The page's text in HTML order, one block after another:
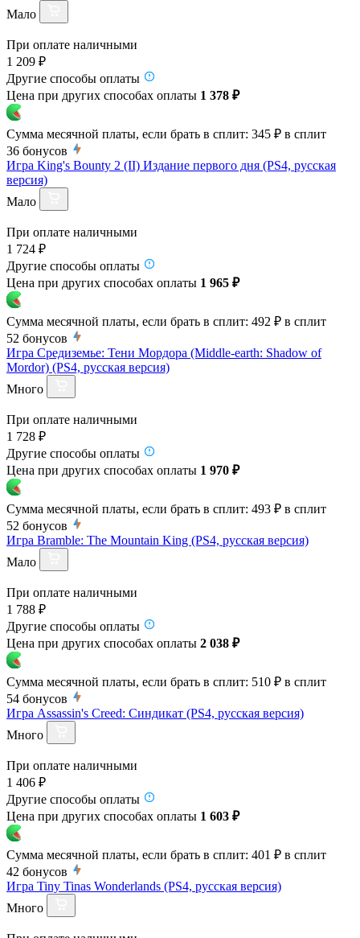
Мало
При оплате наличными
1 209 ₽
Другие способы оплаты
Цена при других способах оплаты 1 378 ₽
Сумма месячной платы, если брать в сплит: 345 ₽ в сплит
36 бонусов
Игра King's Bounty 2 (II) Издание первого дня (PS4, русская
версия)
Мало
При оплате наличными
1 724 ₽
Другие способы оплаты
Цена при других способах оплаты 1 965 ₽
Сумма месячной платы, если брать в сплит: 492 ₽ в сплит
52 бонусов
Игра Средиземье: Тени Мордора (Middle-earth: Shadow of
Mordor) (PS4, русская версия)
Много
При оплате наличными
1 728 ₽
Другие способы оплаты
Цена при других способах оплаты 1 970 ₽
Сумма месячной платы, если брать в сплит: 493 ₽ в сплит
52 бонусов
Игра Bramble: The Mountain King (PS4, русская версия)
Мало
При оплате наличными
1 788 ₽
Другие способы оплаты
Цена при других способах оплаты 2 038 ₽
Сумма месячной платы, если брать в сплит: 510 ₽ в сплит
54 бонусов
Игра Assassin's Creed: Синдикат (PS4, русская версия)
Много
При оплате наличными
1 406 ₽
Другие способы оплаты
Цена при других способах оплаты 1 603 ₽
Сумма месячной платы, если брать в сплит: 401 ₽ в сплит
42 бонусов
Игра Tiny Tinas Wonderlands (PS4, русская версия)
Много